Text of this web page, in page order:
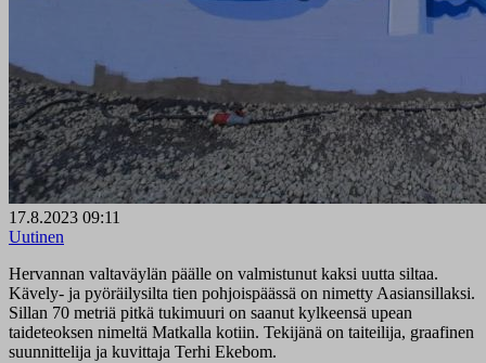
17.8.2023 09:11
Uutinen
Hervannan valtaväylän päälle on valmistunut kaksi uutta siltaa.
Kävely- ja pyöräilysilta tien pohjoispäässä on nimetty Aasiansillaksi.
Sillan 70 metriä pitkä tukimuuri on saanut kylkeensä upean
taideteoksen nimeltä Matkalla kotiin. Tekijänä on taiteilija, graafinen
suunnittelija ja kuvittaja Terhi Ekebom.